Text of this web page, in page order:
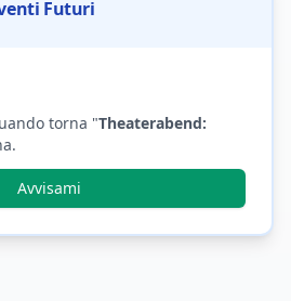
Futuri
torna "Theaterabend:
.
Avvisami